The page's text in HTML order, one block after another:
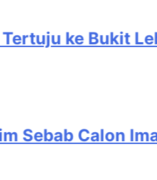
ke Bukit
Calon Imam